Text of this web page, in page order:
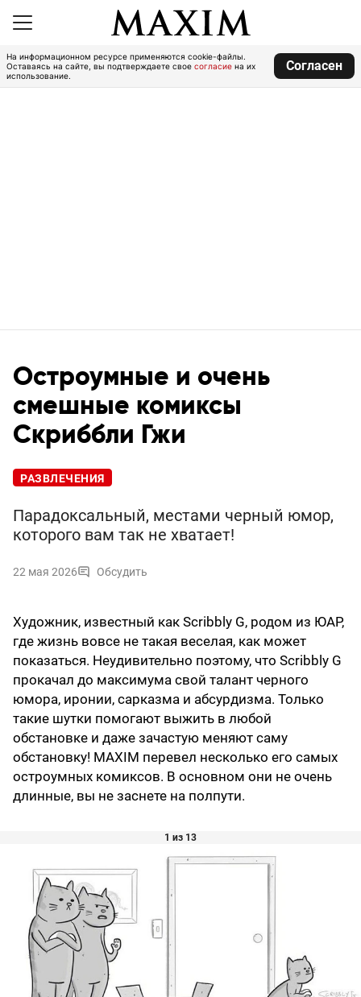
На информационном ресурсе применяются cookie-файлы.
Оставаясь на сайте, вы подтверждаете свое согласие на их
использование.
Согласен
Остроумные и очень
смешные комиксы
Скриббли Гжи
РАЗВЛЕЧЕНИЯ
Парадоксальный, местами черный юмор,
которого вам так не хватает!
22 мая 2026 Обсудить
Художник, известный как Scribbly G, родом из ЮАР,
где жизнь вовсе не такая веселая, как может
показаться. Неудивительно поэтому, что Scribbly G
прокачал до максимума свой талант черного
юмора, иронии, сарказма и абсурдизма. Только
такие шутки помогают выжить в любой
обстановке и даже зачастую меняют саму
обстановку! MAXIM перевел несколько его самых
остроумных комиксов. В основном они не очень
длинные, вы не заснете на полпути.
1 из 13